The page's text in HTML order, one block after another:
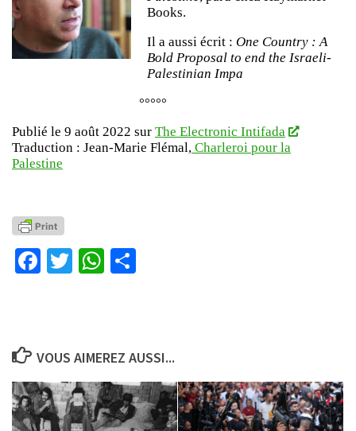
Books.
Il a aussi écrit : One Country : A
Bold Proposal to end the Israeli-
Palestinian Impa
°°°°°
Publié le 9 août 2022 sur The Electronic Intifada
Traduction : Jean-Marie Flémal, Charleroi pour la
Palestine
Facebook
TwitterWhatsApp
VOUS AIMEREZ AUSSI...